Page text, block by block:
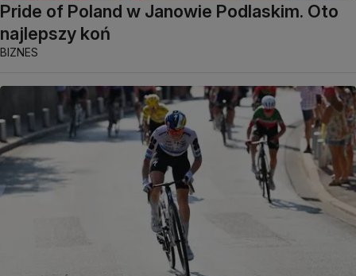
Pride of Poland w Janowie Podlaskim. Oto
najlepszy koń
BIZNES